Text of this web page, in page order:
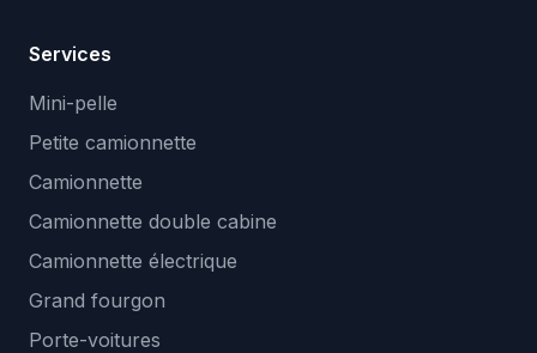
Services
Mini-pelle
Petite camionnette
Camionnette
Camionnette double cabine
Camionnette électrique
Grand fourgon
Porte-voitures